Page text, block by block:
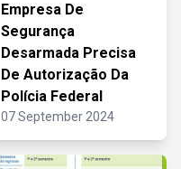
Empresa De
Segurança
Desarmada Precisa
De Autorização Da
Polícia Federal
07 September 2024